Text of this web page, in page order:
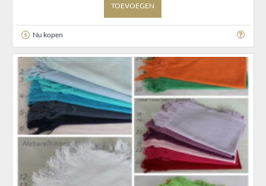
TOEVOEGEN
Nu kopen